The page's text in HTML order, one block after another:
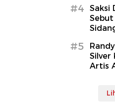
#4
Saksi
Sebut
#5
Silver
Artis